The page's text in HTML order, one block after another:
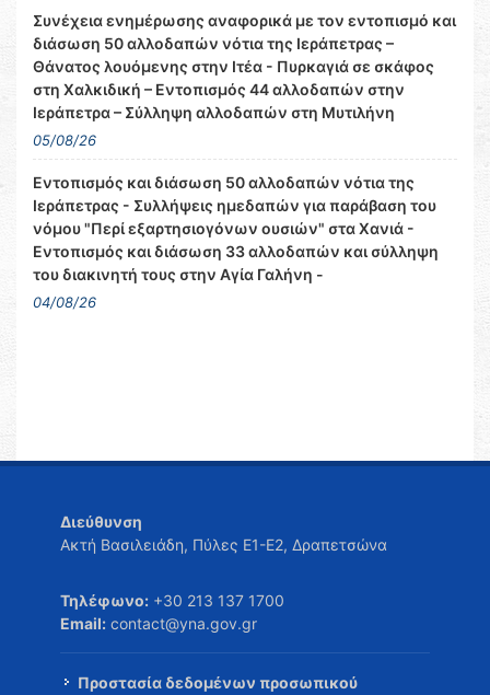
Συνέχεια ενημέρωσης αναφορικά με τον εντοπισμό και
διάσωση 50 αλλοδαπών νότια της Ιεράπετρας –
Θάνατος λουόμενης στην Ιτέα - Πυρκαγιά σε σκάφος
στη Χαλκιδική – Εντοπισμός 44 αλλοδαπών στην
Ιεράπετρα – Σύλληψη αλλοδαπών στη Μυτιλήνη
05/08/26
Εντοπισμός και διάσωση 50 αλλοδαπών νότια της
Ιεράπετρας - Συλλήψεις ημεδαπών για παράβαση του
νόμου "Περί εξαρτησιογόνων ουσιών" στα Χανιά -
Εντοπισμός και διάσωση 33 αλλοδαπών και σύλληψη
του διακινητή τους στην Αγία Γαλήνη -
04/08/26
Διεύθυνση
Ακτή Βασιλειάδη, Πύλες Ε1-Ε2, Δραπετσώνα
Τηλέφωνο: +30 213 137 1700
Email: contact@yna.gov.gr
Προστασία δεδομένων προσωπικού